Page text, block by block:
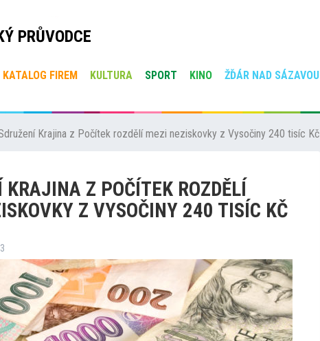
PRŮVODCE
KATALOG FIREM KULTURA SPORT KINO ŽĎÁR NAD SÁZAVOU
Krajina z Počítek rozdělí mezi neziskovky z Vysočiny 240 tisíc Kč
KRAJINA Z POČÍTEK ROZDĚLÍ
Z VYSOČINY 240 TISÍC KČ